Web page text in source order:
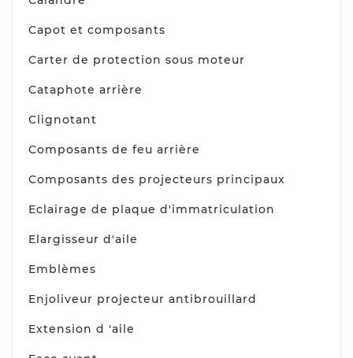
Capot et composants
Carter de protection sous moteur
Cataphote arrière
Clignotant
Composants de feu arrière
Composants des projecteurs principaux
Eclairage de plaque d'immatriculation
Elargisseur d'aile
Emblèmes
Enjoliveur projecteur antibrouillard
Extension d 'aile